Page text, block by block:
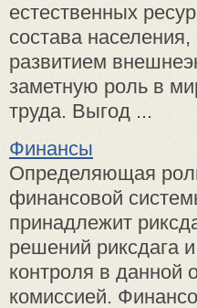
естественных
состава
развитием
заметную роль в
труда. Выгод ...
Финансы
Определяющая
финансовой
принадлежит
решений риксдага
контроля в данной
комиссией.